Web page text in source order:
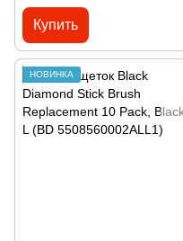
Купить
НОВИНКА